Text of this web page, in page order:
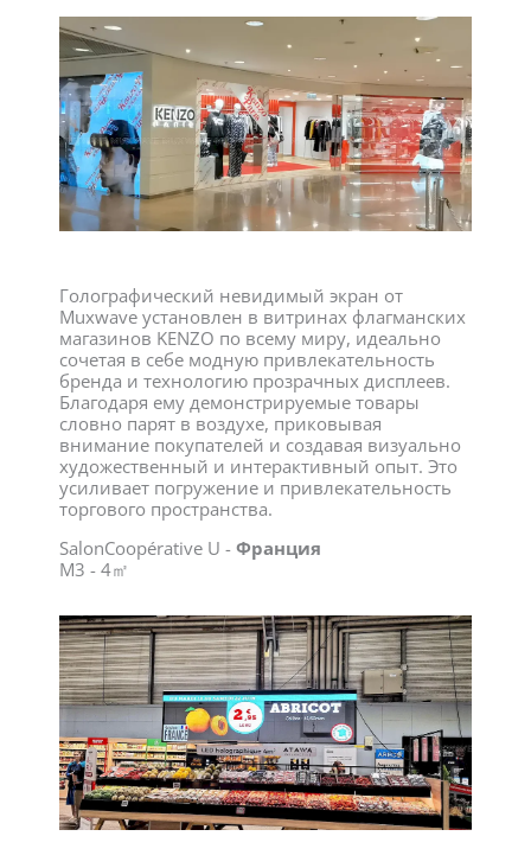
Голографический невидимый экран от
Muxwave установлен в витринах флагманских
магазинов KENZO по всему миру, идеально
сочетая в себе модную привлекательность
бренда и технологию прозрачных дисплеев.
Благодаря ему демонстрируемые товары
словно парят в воздухе, приковывая
внимание покупателей и создавая визуально
художественный и интерактивный опыт. Это
усиливает погружение и привлекательность
торгового пространства.
SalonCoopérative U - Франция
M3 - 4㎡